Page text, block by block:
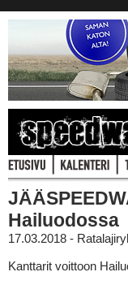
Hailuodossa
17.03.2018 -
Kanttarit voittoon